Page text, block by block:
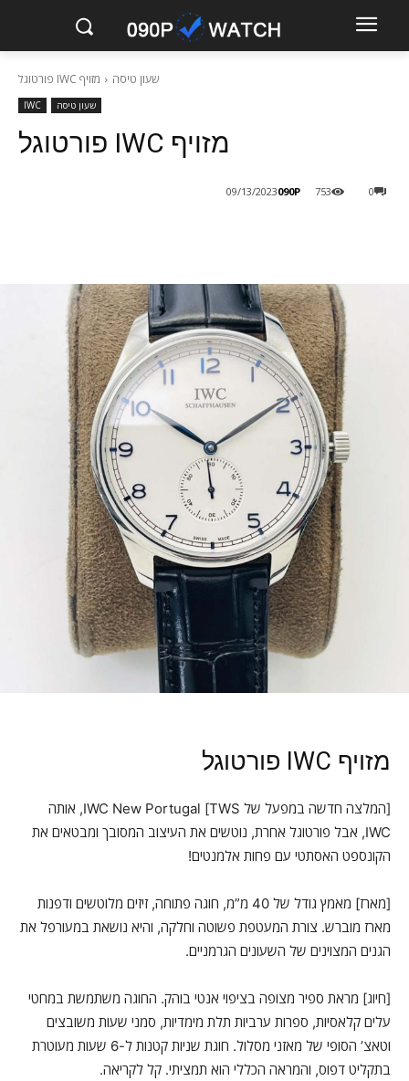
שעון טיסה מזויף IWC פורטוגל
שעון טיסה IWC
מזויף IWC פורטוגל
090P
09/13/2023 0
753
מזויף IWC פורטוגל
[המלצה חדשה במפעל של TWS] IWC New Portugal, אותה
IWC, אבל פורטוגל אחרת, נוטשים את העיצוב המסובך ומבטאים את
הקונספט האסתטי עם פחות אלמנטים!
[מארז] מאמץ גודל של 40 מ”מ, חוגה פתוחה, זיזים מלוטשים ודפנות
מארז מוברש. צורת המעטפת פשוטה וחלקה, והיא נושאת במעורפל את
הגנים המצוינים של השעונים הגרמניים.
[חיוג] מראת ספיר מצופה בציפוי אנטי בוהק. החוגה משתמשת במחטי
עלים קלאסיות, ספרות ערביות תלת מימדיות, סמני שעות משובצים
וטאצ’ הסופי של מאזני מסלול. חוגת שניות קטנות ל-6 שעות מעוטרת
בתקליט דפוס, והמראה הכללי הוא תמציתי. קל לקריאה.